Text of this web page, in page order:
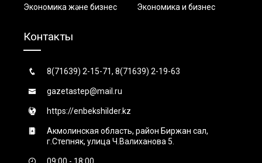
Экономика және бизнес Экономика и бизнес
Контакты
8(71639) 2-15-71, 8(71639) 2-19-63
gazetastep@mail.ru
https://enbekshilder.kz
Акмолинская область, район Биржан сал,
г.Степняк, улица Ч.Валиханова 5.